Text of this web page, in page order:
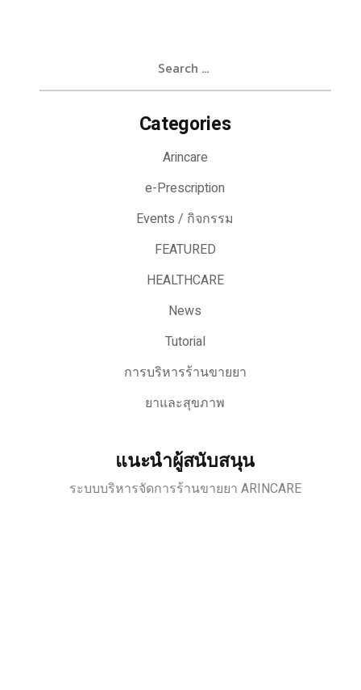
Categories
Arincare
e-Prescription
Events / กิจกรรม
FEATURED
HEALTHCARE
News
Tutorial
การบริหารร้านขายยา
ยาและสุขภาพ
แนะนำผู้สนับสนุน
ระบบบริหารจัดการร้านขายยา ARINCARE